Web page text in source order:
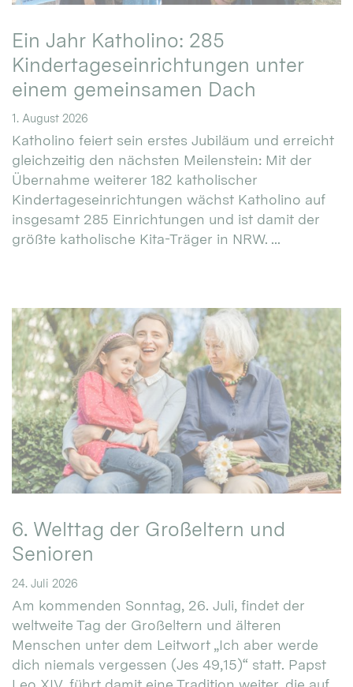
Ein Jahr Katholino: 285
Kindertageseinrichtungen unter
einem gemeinsamen Dach
1. August 2026
Katholino feiert sein erstes Jubiläum und erreicht
gleichzeitig den nächsten Meilenstein: Mit der
Übernahme weiterer 182 katholischer
Kindertageseinrichtungen wächst Katholino auf
insgesamt 285 Einrichtungen und ist damit der
größte katholische Kita-Träger in NRW. ...
6. Welttag der Großeltern und
Senioren
24. Juli 2026
Am kommenden Sonntag, 26. Juli, findet der
weltweite Tag der Großeltern und älteren
Menschen unter dem Leitwort „Ich aber werde
dich niemals vergessen (Jes 49,15)“ statt. Papst